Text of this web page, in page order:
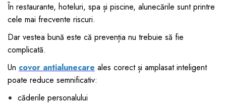
În restaurante, hoteluri, spa și piscine, alunecările sunt printre
cele mai frecvente riscuri.
Dar vestea bună este că prevenția nu trebuie să fie
complicată.
Un covor antialunecare ales corect și amplasat inteligent
poate reduce semnificativ:
căderile personalului